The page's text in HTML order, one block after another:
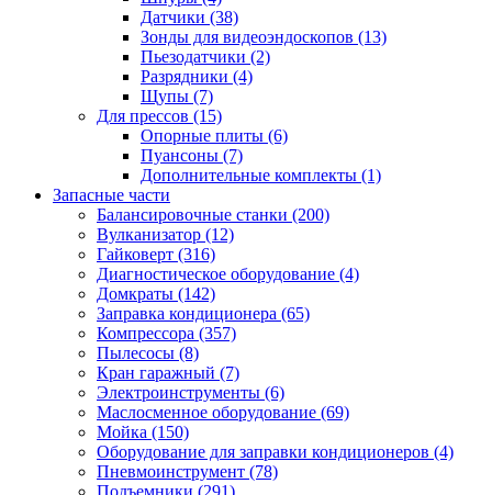
Датчики (38)
Зонды для видеоэндоскопов (13)
Пьезодатчики (2)
Разрядники (4)
Щупы (7)
Для прессов (15)
Опорные плиты (6)
Пуансоны (7)
Дополнительные комплекты (1)
Запасные части
Балансировочные станки (200)
Вулканизатор (12)
Гайковерт (316)
Диагностическое оборудование (4)
Домкраты (142)
Заправка кондиционера (65)
Компрессора (357)
Пылесосы (8)
Кран гаражный (7)
Электроинструменты (6)
Маслосменное оборудование (69)
Мойка (150)
Оборудование для заправки кондиционеров (4)
Пневмоинструмент (78)
Подъемники (291)